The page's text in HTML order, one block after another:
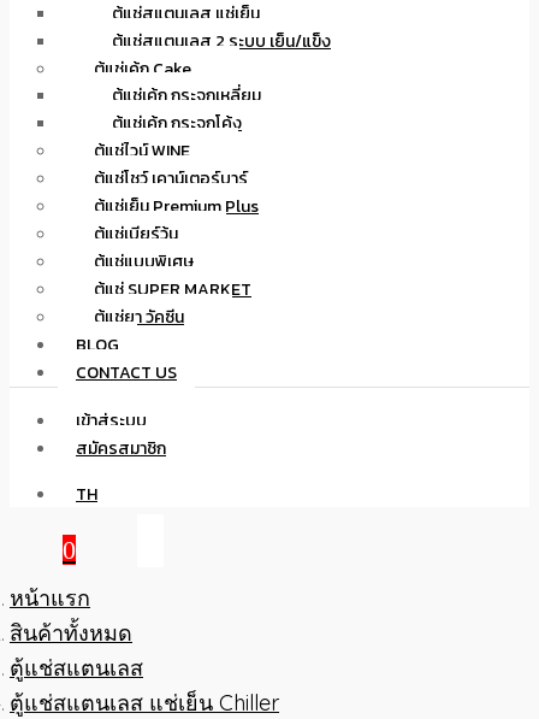
ตู้แช่สแตนเลส แช่เย็น
ตู้แช่สแตนเลส 2 ระบบ เย็น/แข็ง
ตู้แช่เค้ก Cake
ตู้แช่เค้ก กระจกเหลี่ยม
ตู้แช่เค้ก กระจกโค้ง
ตู้แช่ไวน์ WINE
ตู้แช่โชว์ เคาน์เตอร์บาร์
ตู้แช่เย็น Premium Plus
ตู้แช่เบียร์วุ้น
ตู้แช่แบบพิเศษ
ตู้แช่ SUPER MARKET
ตู้แช่ยา วัคซีน
BLOG
CONTACT US
เข้าสู่ระบบ
สมัครสมาชิก
TH
0
หน้าแรก
สินค้าทั้งหมด
ตู้แช่สแตนเลส
ตู้แช่สแตนเลส แช่เย็น Chiller